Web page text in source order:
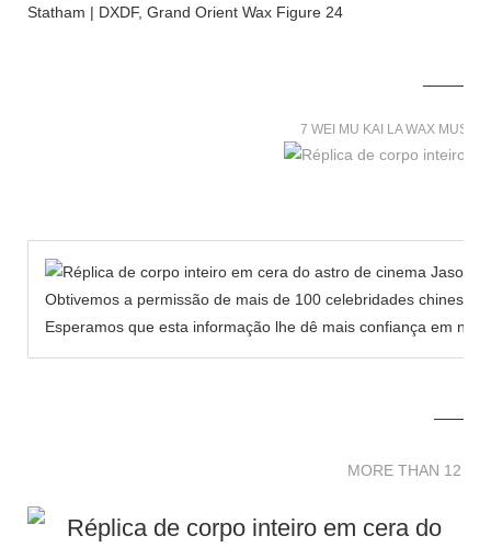
7 WEI MU KAI LA WAX
Obtivemos a permissão de mais de 100 celebridades
Esperamos que esta informação lhe dê mais confiança em
MORE THAN 12